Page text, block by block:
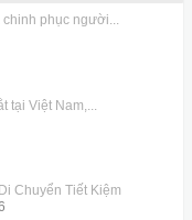
chinh phục người...
tại Việt Nam,...
Chuyển Tiết Kiệm